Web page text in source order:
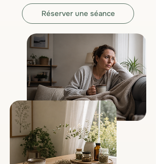
Réserver une séance